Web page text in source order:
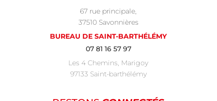
67 rue principale,
37510 Savonnières
BUREAU DE SAINT-BARTHÉLÉMY
07 81 16 57 97
Les 4 Chemins, Marigoy
97133 Saint-barthélémy